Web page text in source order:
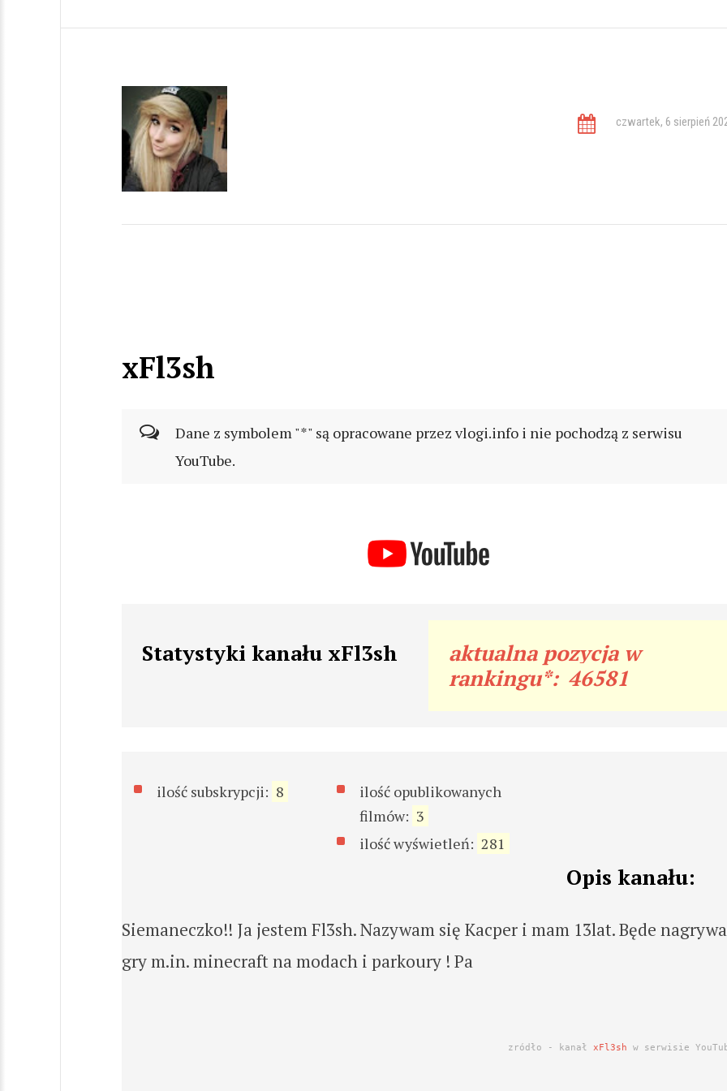
czwartek, 6 sierpień
xFl3sh
Dane z symbolem "*" są opracowane przez vlogi.info i nie pochodzą z serwisu
YouTube.
Statystyki kanału xFl3sh
aktualna pozycja w
rankingu*: 46581
ilość subskrypcji: 8
ilość opublikowanych
filmów: 3
ilość wyświetleń: 281
Opis kanału:
Siemaneczko!! Ja jestem Fl3sh. Nazywam się Kacper i mam 13lat. Będe
gry m.in. minecraft na modach i parkoury ! Pa
zródło - kanałxFl3sh w serwisie